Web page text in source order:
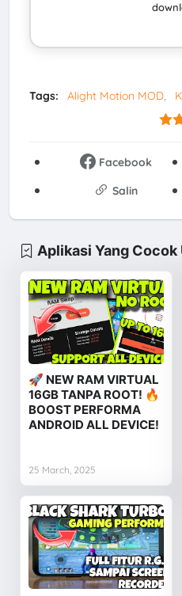
Tags: Alight Motion MOD
Facebook
Salin
Aplikasi Yang Cocok
🚀 NEW RAM VIRTUAL
16GB TANPA ROOT! 🔥
BOOST PERFORMA
ANDROID ALL DEVICE!
25 March, 2025